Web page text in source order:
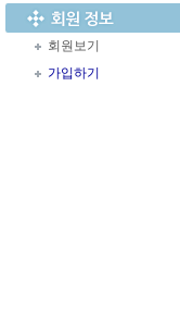
회원보기
가입하기